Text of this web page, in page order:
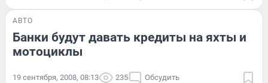
АВТО
Банки будут давать кредиты на яхты и
мотоциклы
19 сентября, 2008, 08:13 235 Обсудить